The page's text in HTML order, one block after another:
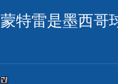
蒙特雷是墨西哥